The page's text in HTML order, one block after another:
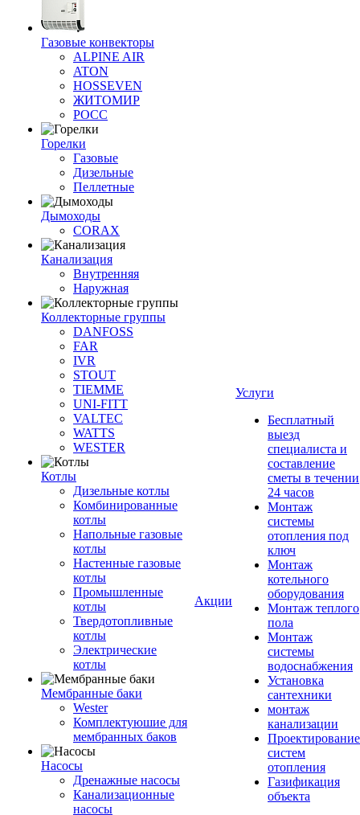
Газовые конвекторы
ALPINE AIR
ATON
HOSSEVEN
ЖИТОМИР
РОСС
Горелки
Газовые
Дизельные
Пеллетные
Дымоходы
CORAX
Канализация
Внутренняя
Наружная
Коллекторные группы
DANFOSS
FAR
IVR
STOUT
TIEMME
UNI-FITT
VALTEC
WATTS
WESTER
Котлы
Дизельные котлы
Комбинированные
котлы
Напольные газовые
котлы
Настенные газовые
котлы
Промышленные
котлы
Твердотопливные
котлы
Электрические
котлы
Мембранные баки
Wester
Комплектуюшие для
мембранных баков
Насосы
Дренажные насосы
Канализационные
насосы
Акции
Услуги
Бесплатный
выезд
специалиста и
составление
сметы в течении
24 часов
Монтаж
системы
отопления под
ключ
Монтаж
котельного
оборудования
Монтаж теплого
пола
Монтаж
системы
водоснабжения
Установка
сантехники
монтаж
канализации
Проектирование
систем
отопления
Газификация
объекта